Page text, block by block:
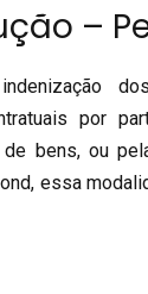
–
por
bens, ou
essa